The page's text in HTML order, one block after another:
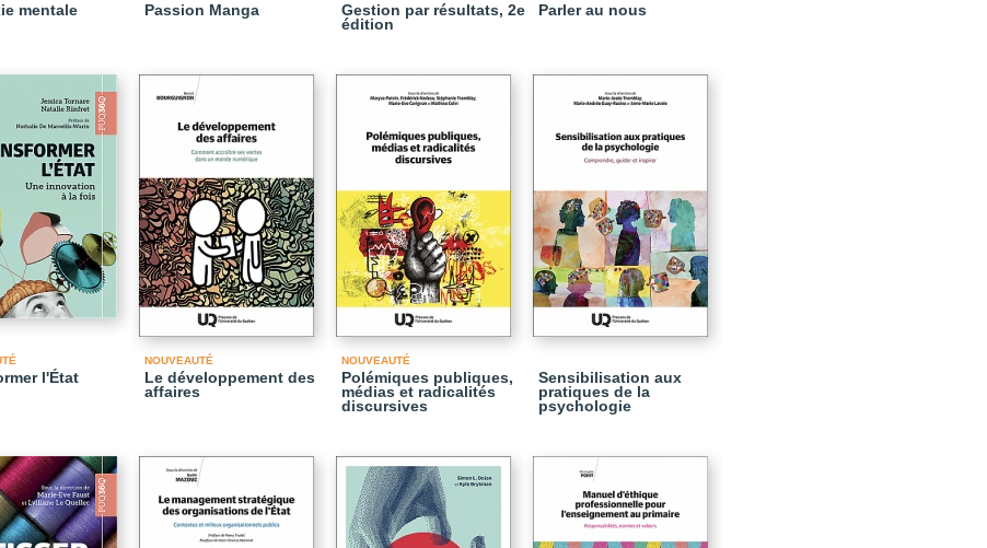
mentale Passion Manga
Gestion par résultats, 2e
édition
Parler au nous
l'État
NOUVEAUTÉ
Le développement des
affaires
NOUVEAUTÉ
Polémiques publiques,
médias et radicalités
discursives
Sensibilisation aux
pratiques de la
psychologie